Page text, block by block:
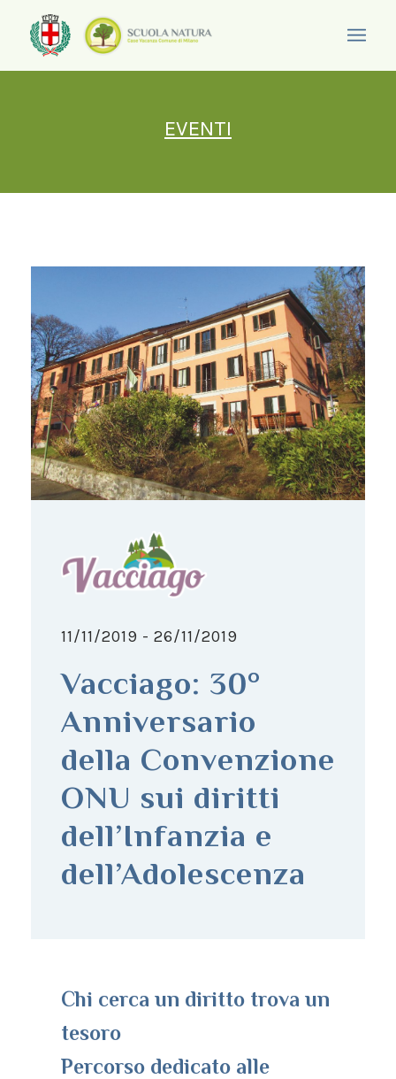
EVENTI
11/11/2019 - 26/11/2019
Vacciago: 30°
Anniversario
della Convenzione
ONU sui diritti
dell’Infanzia e
dell’Adolescenza
Chi cerca un diritto trova un
tesoro
Percorso dedicato alle